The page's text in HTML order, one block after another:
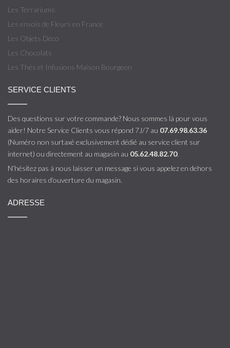
Les Terrariums
Les envois de Fleurs en France
Les Objets Déco
Les Chocolats
Les Thés et Infusions Maison Bourgeon
SERVICE CLIENTS
Des questions sur votre commande? Nous sommes là pour vous
aider! Notre Service Clients vous répond 7J/7 au 07.69.98.63.36
(Numéro non surtaxé exclusivement dédié au service client sur
internet) ou directement au magasin au 05.62.48.82.70.
N’hésitez pas à nous laisser un message si vous appelez en dehors
des horaires d’ouverture du magasin.
ADRESSE